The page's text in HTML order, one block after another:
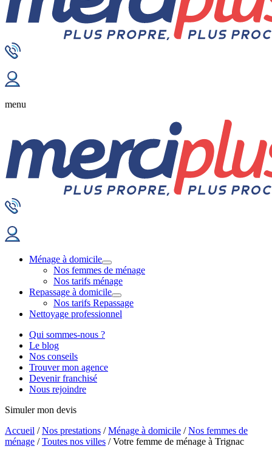
menu
Ménage à domicile
Nos femmes de ménage
Nos tarifs ménage
Repassage à domicile
Nos tarifs Repassage
Nettoyage professionnel
Qui sommes-nous ?
Le blog
Nos conseils
Trouver mon agence
Devenir franchisé
Nous rejoindre
Simuler mon devis
Accueil /Nos prestations /Ménage à domicile /Nos femmes de
ménage /Toutes nos villes /Votre femme de ménage à Trignac